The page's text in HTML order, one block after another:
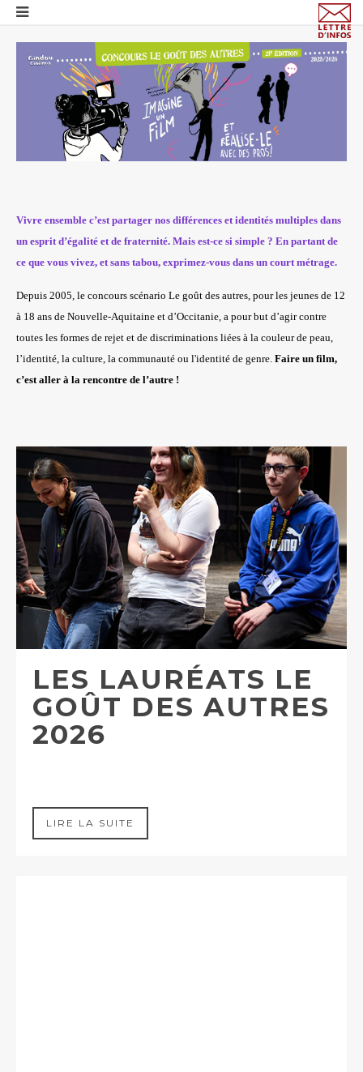
Vivre ensemble c’est partager nos différences et identités multiples dans
un esprit d’égalité et de fraternité. Mais est-ce si simple ? En partant de
ce que vous vivez, et sans tabou, exprimez-vous dans un court métrage.
Depuis 2005, le concours scénario Le goût des autres, pour les jeunes de 12
à 18 ans de Nouvelle-Aquitaine et d’Occitanie, a pour but d’agir contre
toutes les formes de rejet et de discriminations liées à la couleur de peau,
l’identité, la culture, la communauté ou l'identité de genre. Faire un film,
c’est aller à la rencontre de l’autre !
LES LAURÉATS LE
GOÛT DES AUTRES
2026
LIRE LA SUITE